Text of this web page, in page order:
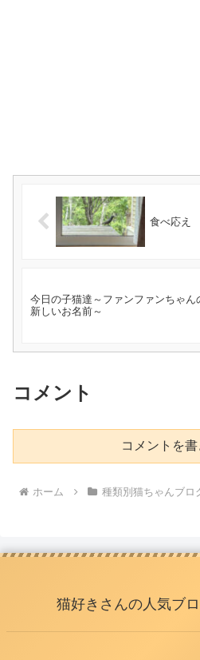
食べ応え
今日の子猫達～ファンファンちゃん
新しいお名前～
コメント
コメントを
ホーム 種類別猫ちゃんブロ
猫好きさんの人気ブ